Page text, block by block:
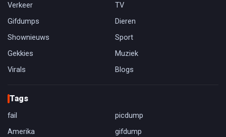
Verkeer
TV
Gifdumps
Dieren
Shownieuws
Sport
Gekkies
Muziek
Virals
Blogs
Tags
fail
picdump
Amerika
gifdump